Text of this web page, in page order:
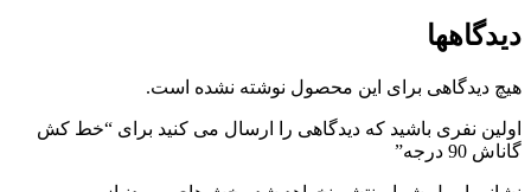
دیدگاهها
هیچ دیدگاهی برای این محصول نوشته نشده است.
اولین نفری باشید که دیدگاهی را ارسال می کنید برای “خط کش
گاناش 90 درجه”